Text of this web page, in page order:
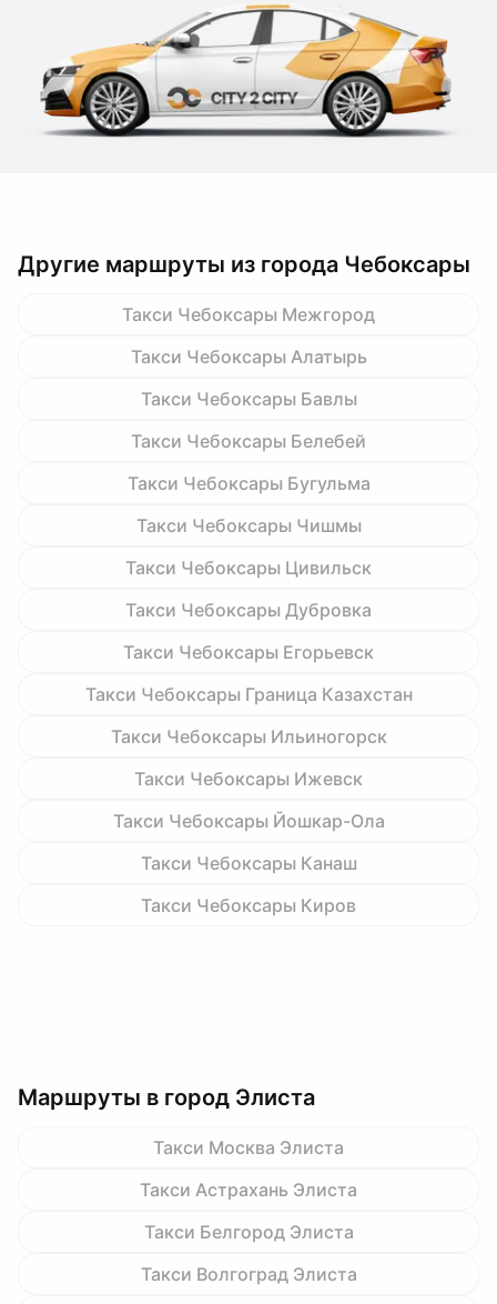
Другие маршруты из города Чебоксары
Такси Чебоксары Межгород
Такси Чебоксары Алатырь
Такси Чебоксары Бавлы
Такси Чебоксары Белебей
Такси Чебоксары Бугульма
Такси Чебоксары Чишмы
Такси Чебоксары Цивильск
Такси Чебоксары Дубровка
Такси Чебоксары Егорьевск
Такси Чебоксары Граница Казахстан
Такси Чебоксары Ильиногорск
Такси Чебоксары Ижевск
Такси Чебоксары Йошкар-Ола
Такси Чебоксары Канаш
Такси Чебоксары Киров
Маршруты в город Элиста
Такси Москва Элиста
Такси Астрахань Элиста
Такси Белгород Элиста
Такси Волгоград Элиста